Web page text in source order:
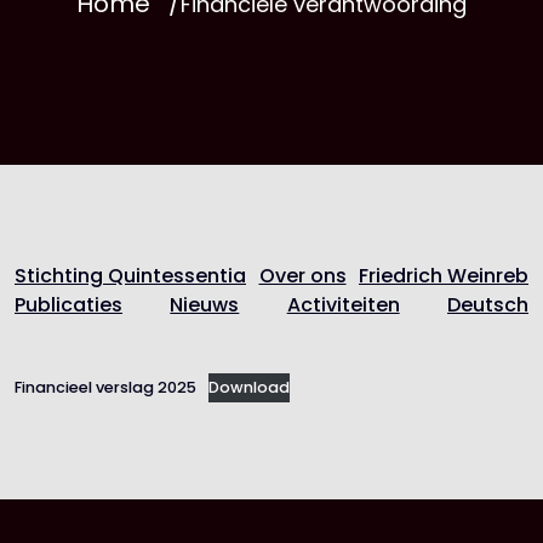
Stichting Quintessentia Over ons Friedrich Weinreb
Publicaties
Nieuws Activiteiten Deutsch
Financieel verslag 2025 Download